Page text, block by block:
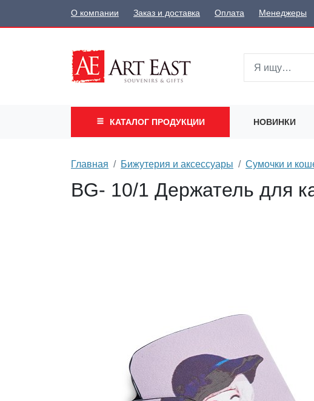
О компании Заказ и доставка Оплата Менеджеры
КАТАЛОГ ПРОДУКЦИИ НОВИНКИ
Главная Бижутерия и аксессуары Сумочки и
BG- 10/1 Держатель для